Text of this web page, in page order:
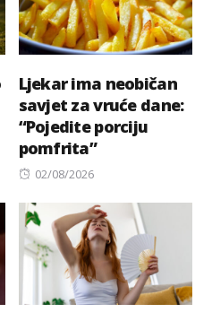
Ljekar ima neobičan
savjet za vruće dane:
“Pojedite porciju
pomfrita”
Posted
02/08/2026